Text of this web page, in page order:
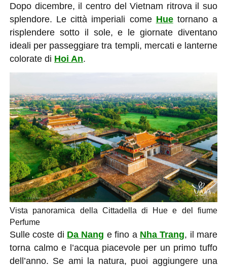
Dopo dicembre, il centro del Vietnam ritrova il suo
splendore. Le città imperiali come Huetornano a
risplendere sotto il sole, e le giornate diventano
ideali per passeggiare tra templi, mercati e lanterne
colorate di Hoi An.
Vista panoramica della Cittadella di Hue e del fiume
Perfume
Sulle coste di Da Nang e fino a Nha Trang, il mare
torna calmo e l’acqua piacevole per un primo tuffo
dell’anno. Se ami la natura, puoi aggiungere una